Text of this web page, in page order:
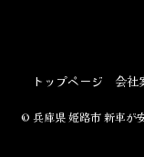
トップページ 会社
© 兵庫県 姫路市 新車が